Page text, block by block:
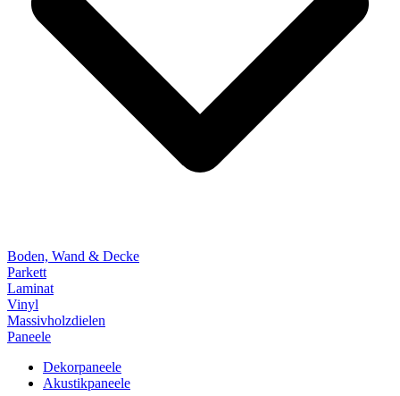
Boden, Wand & Decke
Parkett
Laminat
Vinyl
Massivholzdielen
Paneele
Dekorpaneele
Akustikpaneele